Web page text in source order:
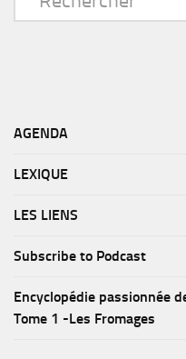
AGENDA
LEXIQUE
LES LIENS
Subscribe to Podcast
Encyclopédie passionnée
Tome 1 -Les Fromages